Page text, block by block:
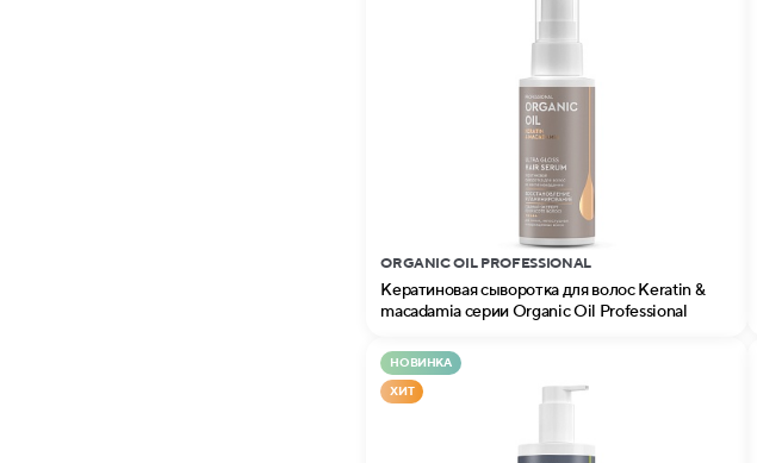
ORGANIC OIL PROFESSIONAL
Кератиновая сыворотка для волос Keratin &
macadamia серии Organic Oil Professional
НОВИНКА
ХИТ